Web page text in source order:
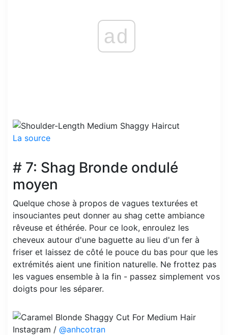
ad
La source
# 7: Shag Bronde ondulé
moyen
Quelque chose à propos de vagues texturées et
insouciantes peut donner au shag cette ambiance
rêveuse et éthérée. Pour ce look, enroulez les
cheveux autour d'une baguette au lieu d'un fer à
friser et laissez de côté le pouce du bas pour que les
extrémités aient une finition naturelle. Ne frottez pas
les vagues ensemble à la fin - passez simplement vos
doigts pour les séparer.
Instagram / @anhcotran